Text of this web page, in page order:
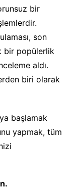
bir
son
bir popülerlik
aldı.
biri olarak
başlamak
yapmak, tüm